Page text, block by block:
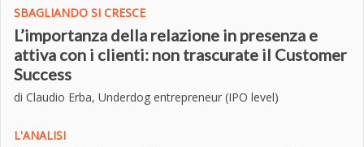
SBAGLIANDO SI CRESCE
L’importanza della relazione in presenza e
attiva con i clienti: non trascurate il Customer
Success
di Claudio Erba, Underdog entrepreneur (IPO level)
L'ANALISI